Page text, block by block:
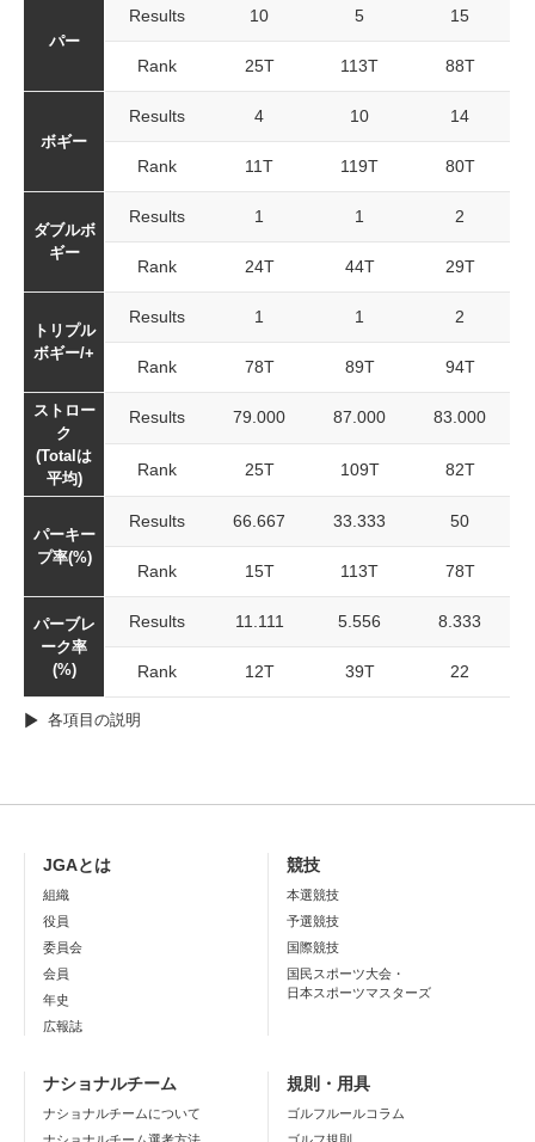
パー
Results 10 5 15
Rank 25T 113T 88T
ボギー
Results 4 10 14
Rank 11T 119T 80T
ダブルボ
ギー
Results 1 1 2
Rank 24T 44T 29T
トリプル
ボギー/+
Results 1 1 2
Rank 78T 89T 94T
ストロー
ク
(Totalは
平均)
Results 79.000 87.000 83.000
Rank 25T 109T 82T
パーキー
プ率(%)
Results 66.667 33.333 50
Rank 15T 113T 78T
パーブレ
ーク率
(%)
Results 11.111 5.556 8.333
Rank 12T 39T 22
各項目の説明
JGAとは
組織
役員
委員会
会員
年史
広報誌
競技
本選競技
予選競技
国際競技
国民スポーツ大会・
日本スポーツマスターズ
ナショナルチーム
ナショナルチームについて
規則・用具
ゴルフルールコラム